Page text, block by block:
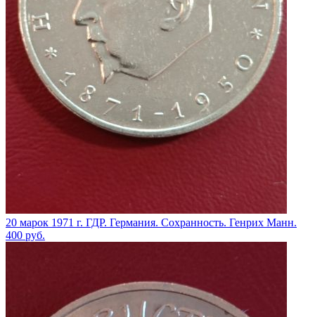
20 марок 1971 г. ГДР. Германия. Сохранность. Генрих Манн.
400 руб.